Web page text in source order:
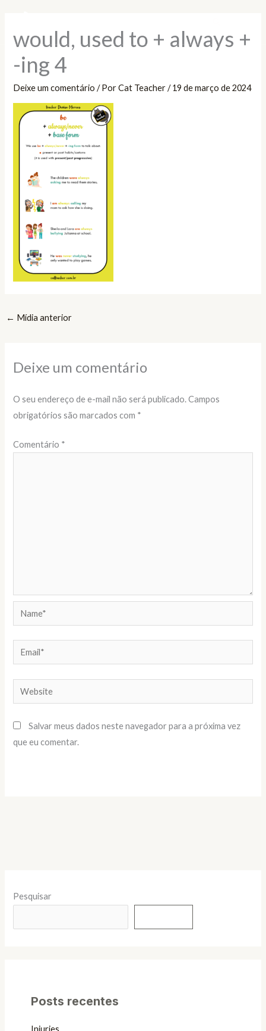
conteúdo
would, used to + always +
-ing 4
Deixe um comentário / PorCat Teacher/19 de março de 2024
← Mídia anterior
Deixe um comentário
O seu endereço de e-mail não será publicado. Campos
obrigatórios são marcados com *
Comentário *
Name*
Email*
Website
Salvar meus dados neste navegador para a próxima vez
que eu comentar.
Pesquisar
Posts recentes